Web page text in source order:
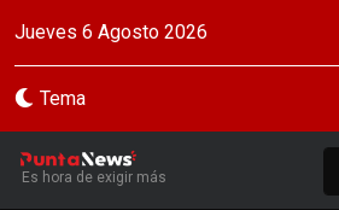
Jueves 6 Agosto 2026
Tema
Es hora de exigir más